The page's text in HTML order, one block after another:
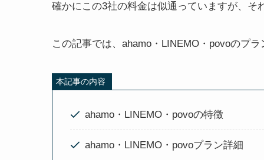
確かにこの3社の料金は似通っていますが、
この記事では、ahamo・LINEMO・povoのプ
本記事の内容
ahamo・LINEMO・povoの特徴
ahamo・LINEMO・povoプラン詳細